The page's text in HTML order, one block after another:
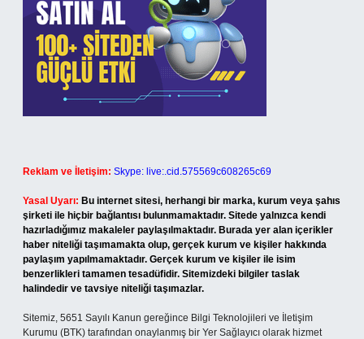
Reklam ve İletişim: Skype: live:.cid.575569c608265c69
Yasal Uyarı: Bu internet sitesi, herhangi bir marka, kurum veya şahıs
şirketi ile hiçbir bağlantısı bulunmamaktadır. Sitede yalnızca kendi
hazırladığımız makaleler paylaşılmaktadır. Burada yer alan içerikler
haber niteliği taşımamakta olup, gerçek kurum ve kişiler hakkında
paylaşım yapılmamaktadır. Gerçek kurum ve kişiler ile isim
benzerlikleri tamamen tesadüfidir. Sitemizdeki bilgiler taslak
halindedir ve tavsiye niteliği taşımazlar.
Sitemiz, 5651 Sayılı Kanun gereğince Bilgi Teknolojileri ve İletişim
Kurumu (BTK) tarafından onaylanmış bir Yer Sağlayıcı olarak hizmet